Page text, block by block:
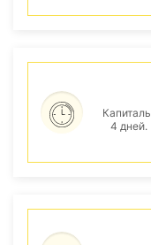
4 дней.